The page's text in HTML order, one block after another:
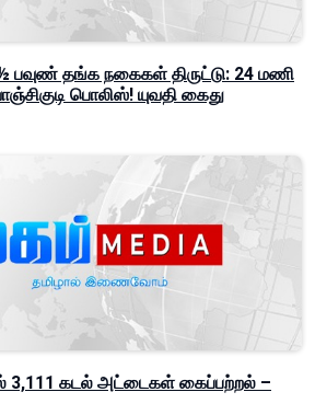
பவுண் தங்க நகைகள் திருட்டு: 24 மணி
பொலிஸ்! யுவதி கைது
3,111 கடல் அட்டைகள் கைப்பற்றல் –